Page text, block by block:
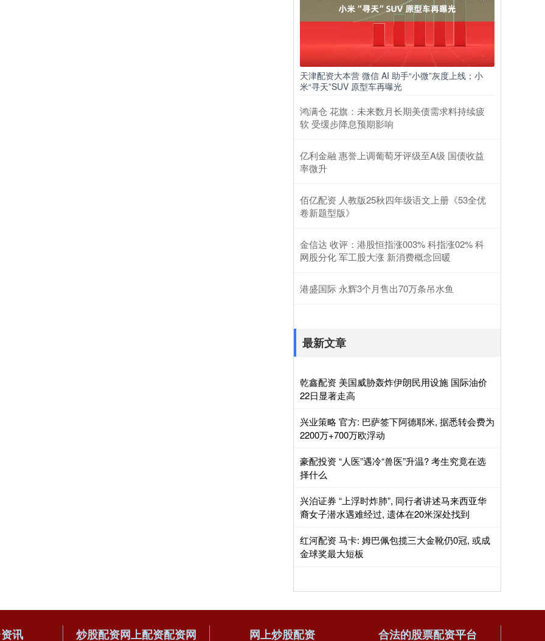
天津配资大本营 微信 AI 助手“小微”灰度上线；小
米“寻天”SUV 原型车再曝光
鸿满仓 花旗：未来数月长期美债需求料持续疲
软 受缓步降息预期影响
亿利金融 惠誉上调葡萄牙评级至A级 国债收益
率微升
佰亿配资 人教版25秋四年级语文上册《53全优
卷新题型版》
金信达 收评：港股恒指涨003% 科指涨02% 科
网股分化 军工股大涨 新消费概念回暖
港盛国际 永辉3个月售出70万条吊水鱼
最新文章
乾鑫配资 美国威胁轰炸伊朗民用设施 国际油价
22日显著走高
兴业策略 官方: 巴萨签下阿德耶米, 据悉转会费为
2200万+700万欧浮动
豪配投资 “人医”遇冷“兽医”升温? 考生究竟在选
择什么
兴泊证券 “上浮时炸肺”, 同行者讲述马来西亚华
裔女子潜水遇难经过, 遗体在20米深处找到
红河配资 马卡: 姆巴佩包揽三大金靴仍0冠, 或成
金球奖最大短板
讯 炒股配资网上配资配资网 网上炒股配资 合法的股票配资平台